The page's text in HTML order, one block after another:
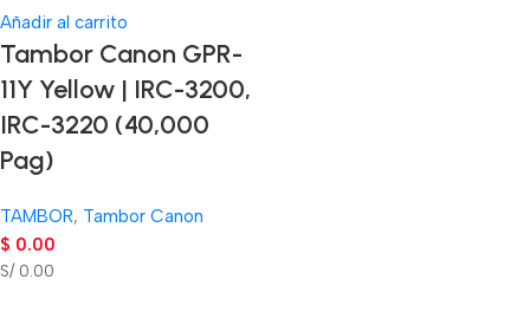
Añadir al carrito
Tambor Canon GPR-
11Y Yellow | IRC-3200,
IRC-3220 (40,000
Pag)
TAMBOR, Tambor Canon
$ 0.00
S/ 0.00